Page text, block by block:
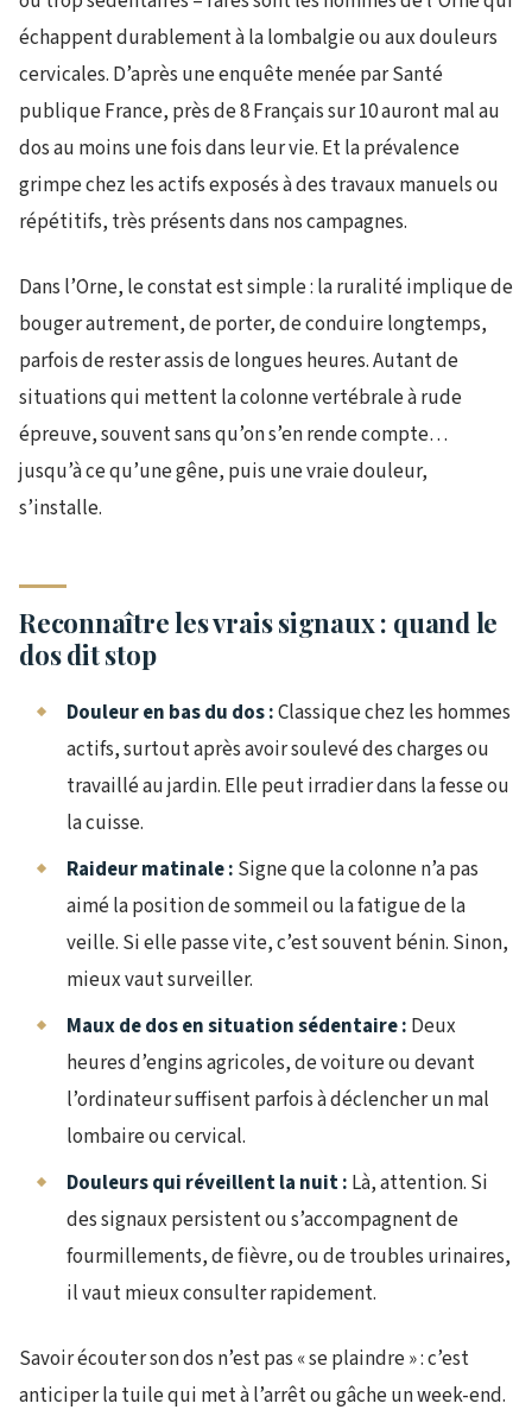
échappent durablement à la lombalgie ou aux douleurs
cervicales. D’après une enquête menée par Santé
publique France, près de 8 Français sur 10 auront mal au
dos au moins une fois dans leur vie. Et la prévalence
grimpe chez les actifs exposés à des travaux manuels ou
répétitifs, très présents dans nos campagnes.
Dans l’Orne, le constat est simple : la ruralité implique de
bouger autrement, de porter, de conduire longtemps,
parfois de rester assis de longues heures. Autant de
situations qui mettent la colonne vertébrale à rude
épreuve, souvent sans qu’on s’en rende compte…
jusqu’à ce qu’une gêne, puis une vraie douleur,
s’installe.
Reconnaître les vrais signaux : quand le
dos dit stop
Douleur en bas du dos :Classique chez les hommes
actifs, surtout après avoir soulevé des charges ou
travaillé au jardin. Elle peut irradier dans la fesse ou
la cuisse.
Raideur matinale : Signe que la colonne n’a pas
aimé la position de sommeil ou la fatigue de la
veille. Si elle passe vite, c’est souvent bénin. Sinon,
mieux vaut surveiller.
Maux de dos en situation sédentaire : Deux
heures d’engins agricoles, de voiture ou devant
l’ordinateur suffisent parfois à déclencher un mal
lombaire ou cervical.
Douleurs qui réveillent la nuit : Là, attention. Si
des signaux persistent ou s’accompagnent de
fourmillements, de fièvre, ou de troubles urinaires,
il vaut mieux consulter rapidement.
Savoir écouter son dos n’est pas « se plaindre » : c’est
anticiper la tuile qui met à l’arrêt ou gâche un week-end.